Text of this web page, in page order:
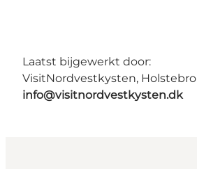
Laatst bijgewerkt door:
VisitNordvestkysten, Holstebro
info@visitnordvestkysten.dk